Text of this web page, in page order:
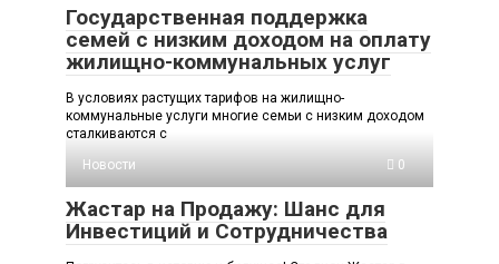
Государственная поддержка
семей с низким доходом на оплату
жилищно-коммунальных услуг
В условиях растущих тарифов на жилищно-
коммунальные услуги многие семьи с низким доходом
сталкиваются с
Новости
0
Жастар на Продажу: Шанс для
Инвестиций и Сотрудничества